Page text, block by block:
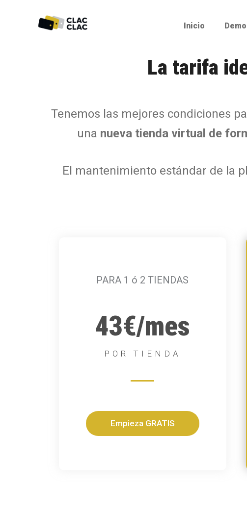
Inicio
La tarifa
Tenemos las mejores condiciones
una nueva tienda virtual de
El mantenimiento estándar de la
PARA 1 ó 2 TIENDAS
43€/mes
POR TIENDA
Empieza GRATIS